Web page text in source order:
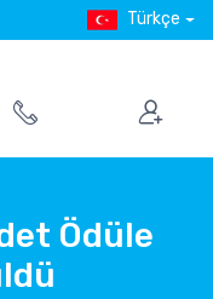
Türkçe
Ödüle